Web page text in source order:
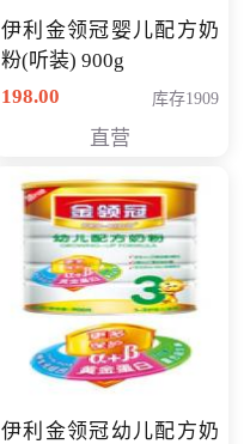
伊利金领冠婴儿配方奶
粉(听装) 900g
198.00
库存1909
直营
伊利金领冠幼儿配方奶